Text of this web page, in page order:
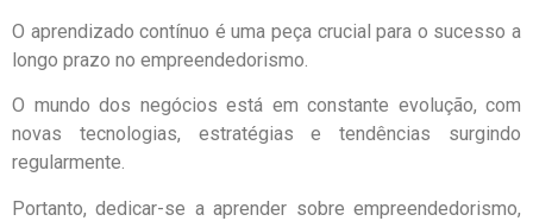
O aprendizado contínuo é uma peça crucial para o sucesso a
longo prazo no empreendedorismo.
O mundo dos negócios está em constante evolução, com
novas tecnologias, estratégias e tendências surgindo
regularmente.
Portanto, dedicar-se a aprender sobre empreendedorismo,